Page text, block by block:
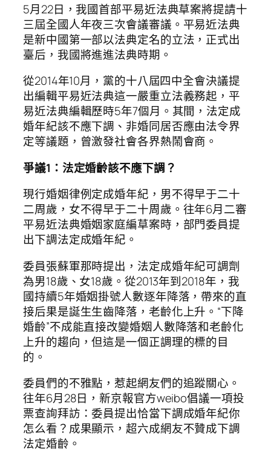
5月22日，我國首部平易近法典草案將提請十
三屆全國人年夜三次會議審議。平易近法典
是新中國第一部以法典定名的立法，正式出
臺后，我國將進進法典時期。
從2014年10月，黨的十八屆四中全會決議提
出編輯平易近法典這一嚴重立法義務起，平
易近法典編輯歷時5年7個月。其間，法定成
婚年紀該不應下調、非婚同居否應由法令界
定等議題，曾激發社會各界熱鬧會商。
爭議1：法定婚齡該不應下調？
現行婚姻律例定成婚年紀，男不得早于二十
二周歲，女不得早于二十周歲。往年6月二審
平易近法典婚姻家庭編草案時，部門委員提
出下調法定成婚年紀。
委員張蘇軍那時提出，法定成婚年紀可調劑
為男18歲、女18歲。從2013年到2018年，我
國持續5年婚姻掛號人數逐年降落，帶來的直
接后果是誕生生齒降落，老齡化上升。“下降
婚齡”不成能直接改變婚姻人數降落和老齡化
上升的趨向，但這是一個正調理的標的目
的。
委員們的不雅點，惹起網友們的追蹤關心。
往年6月28日，新京報官方weibo倡議一項投
票查詢拜訪：委員提出恰當下調成婚年紀你
怎么看？成果顯示，超六成網友不贊成下調
法定婚齡。